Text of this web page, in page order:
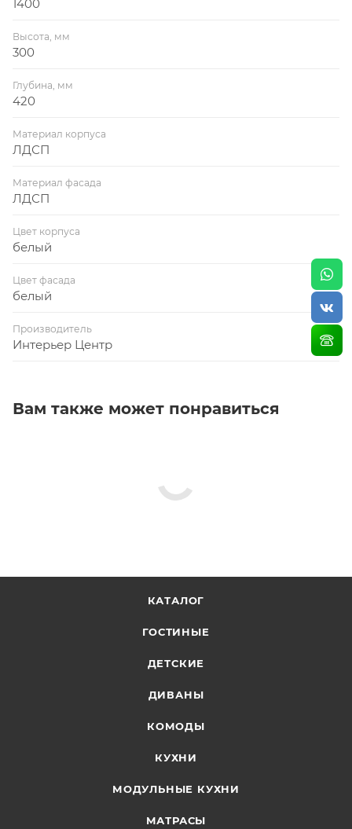
1400
Высота, мм
300
Глубина, мм
420
Материал корпуса
ЛДСП
Материал фасада
ЛДСП
Цвет корпуса
белый
Цвет фасада
белый
Производитель
Интерьер Центр
Вам также может понравиться
КАТАЛОГ
ГОСТИНЫЕ
ДЕТСКИЕ
ДИВАНЫ
КОМОДЫ
КУХНИ
МОДУЛЬНЫЕ КУХНИ
МАТРАСЫ